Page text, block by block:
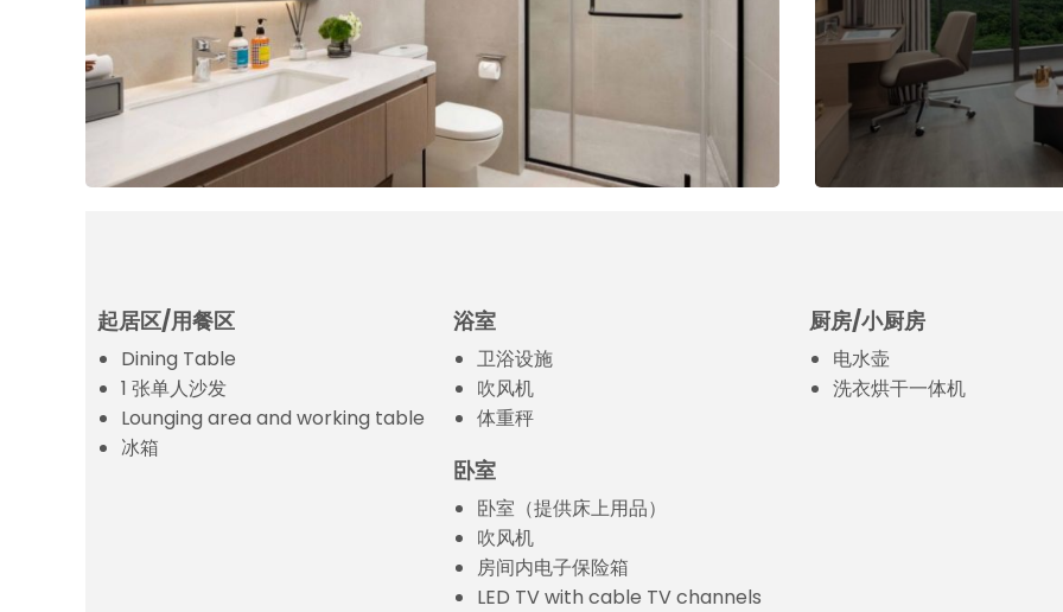
起居区/用餐区
Dining Table
1 张单人沙发
Lounging area and working table
冰箱
浴室
卫浴设施
吹风机
体重秤
卧室
卧室（提供床上用品）
吹风机
房间内电子保险箱
LED TV with cable TV channels
厨房/小厨房
电水壶
洗衣烘干一体机